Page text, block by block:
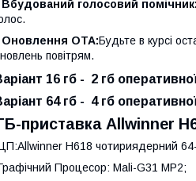
Вбудований голосовий помічник:
Оновлення OTA:Будьте в курсі
повітрям.
16 гб - 2 гб
64 гб - 4 гб
приставка Allwinner
H618 чотириядерний
Процесор: Mali-G31 MP2;